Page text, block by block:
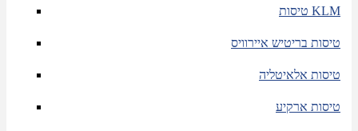
טיסות KLM
טיסות בריטיש איירוויס
טיסות אלאיטליה
טיסות ארקיע